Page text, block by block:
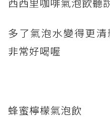
多了氣泡水變得更清
非常好喝喔
蜂蜜檸檬氣泡飲